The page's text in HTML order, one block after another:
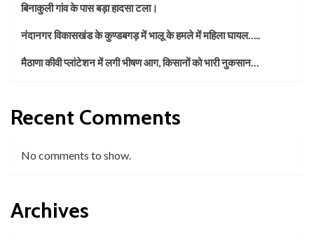
बिनाकुली गांव के पास बड़ा हादसा टला।
नंदानगर विकासखंड के कुण्डबगड़ में भालू के हमले में महिला घायल…..
मैठाणा कीवी प्लांटेशन में लगी भीषण आग, किसानों को भारी नुकसान…
Recent Comments
No comments to show.
Archives